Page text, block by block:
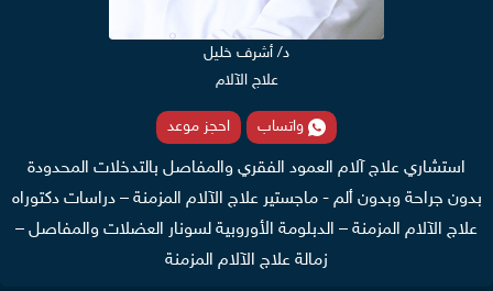
د/ أشرف خليل
علاج الآلام
واتساب احجز موعد
استشاري علاج آلام العمود الفقري والمفاصل بالتدخلات المحدودة
بدون جراحة وبدون ألم - ماجستير علاج الآلام المزمنة – دراسات دكتوراه
علاج الآلام المزمنة – الدبلومة الأوروبية لسونار العضلات والمفاصل –
زمالة علاج الآلام المزمنة